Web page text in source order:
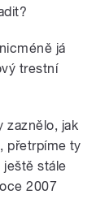
já
trestní
zaznělo, jak
přetrpíme ty
ještě stále
2007